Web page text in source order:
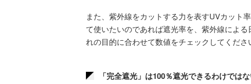
また、紫外線をカットする力を表すUVカット
て使いたいのであれば遮光率を、紫外線によ
れの目的に合わせて数値をチェックしてくださ
「完全遮光」は100％遮光できるわけでは